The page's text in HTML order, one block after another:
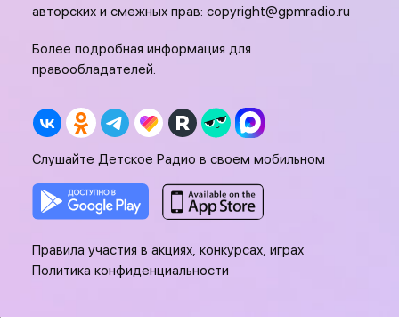
авторских и смежных прав: copyright@gpmradio.ru
Более подробная информация для
правообладателей.
Слушайте Детское Радио в своем мобильном
Правила участия в акциях, конкурсах, играх
Политика конфиденциальности